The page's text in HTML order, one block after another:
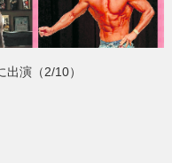
出演（2/10）